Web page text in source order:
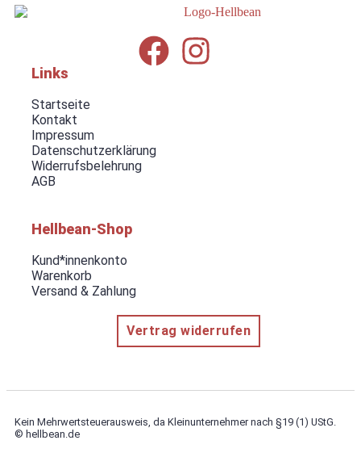
Links
Startseite
Kontakt
Impressum
Datenschutzerklärung
Widerrufsbelehrung
AGB
Hellbean-Shop
Kund*innenkonto
Warenkorb
Versand & Zahlung
Vertrag widerrufen
Kein Mehrwertsteuerausweis, da Kleinunternehmer nach §19 (1) UStG.
© hellbean.de